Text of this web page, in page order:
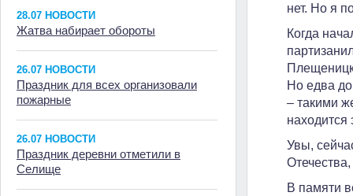
28.07 НОВОСТИ
Жатва набирает обороты
26.07 НОВОСТИ
Праздник для всех организовали
пожарные
26.07 НОВОСТИ
Праздник деревни отметили в
Селище
нет. Но я
Когда
Но едва
– такими
находится
Увы,
В памяти